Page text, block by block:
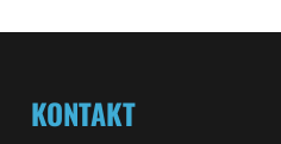
KONTAKT